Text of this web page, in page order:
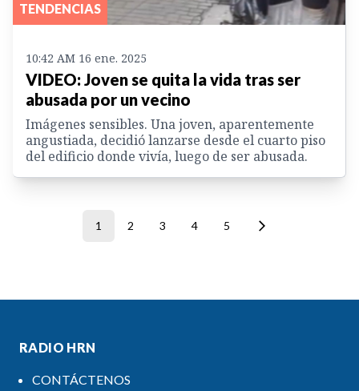
TENDENCIAS
10:42 AM 16 ene. 2025
VIDEO: Joven se quita la vida tras ser
abusada por un vecino
Imágenes sensibles. Una joven, aparentemente
angustiada, decidió lanzarse desde el cuarto piso
del edificio donde vivía, luego de ser abusada.
1 2 3 4 5
RADIO HRN
CONTÁCTENOS